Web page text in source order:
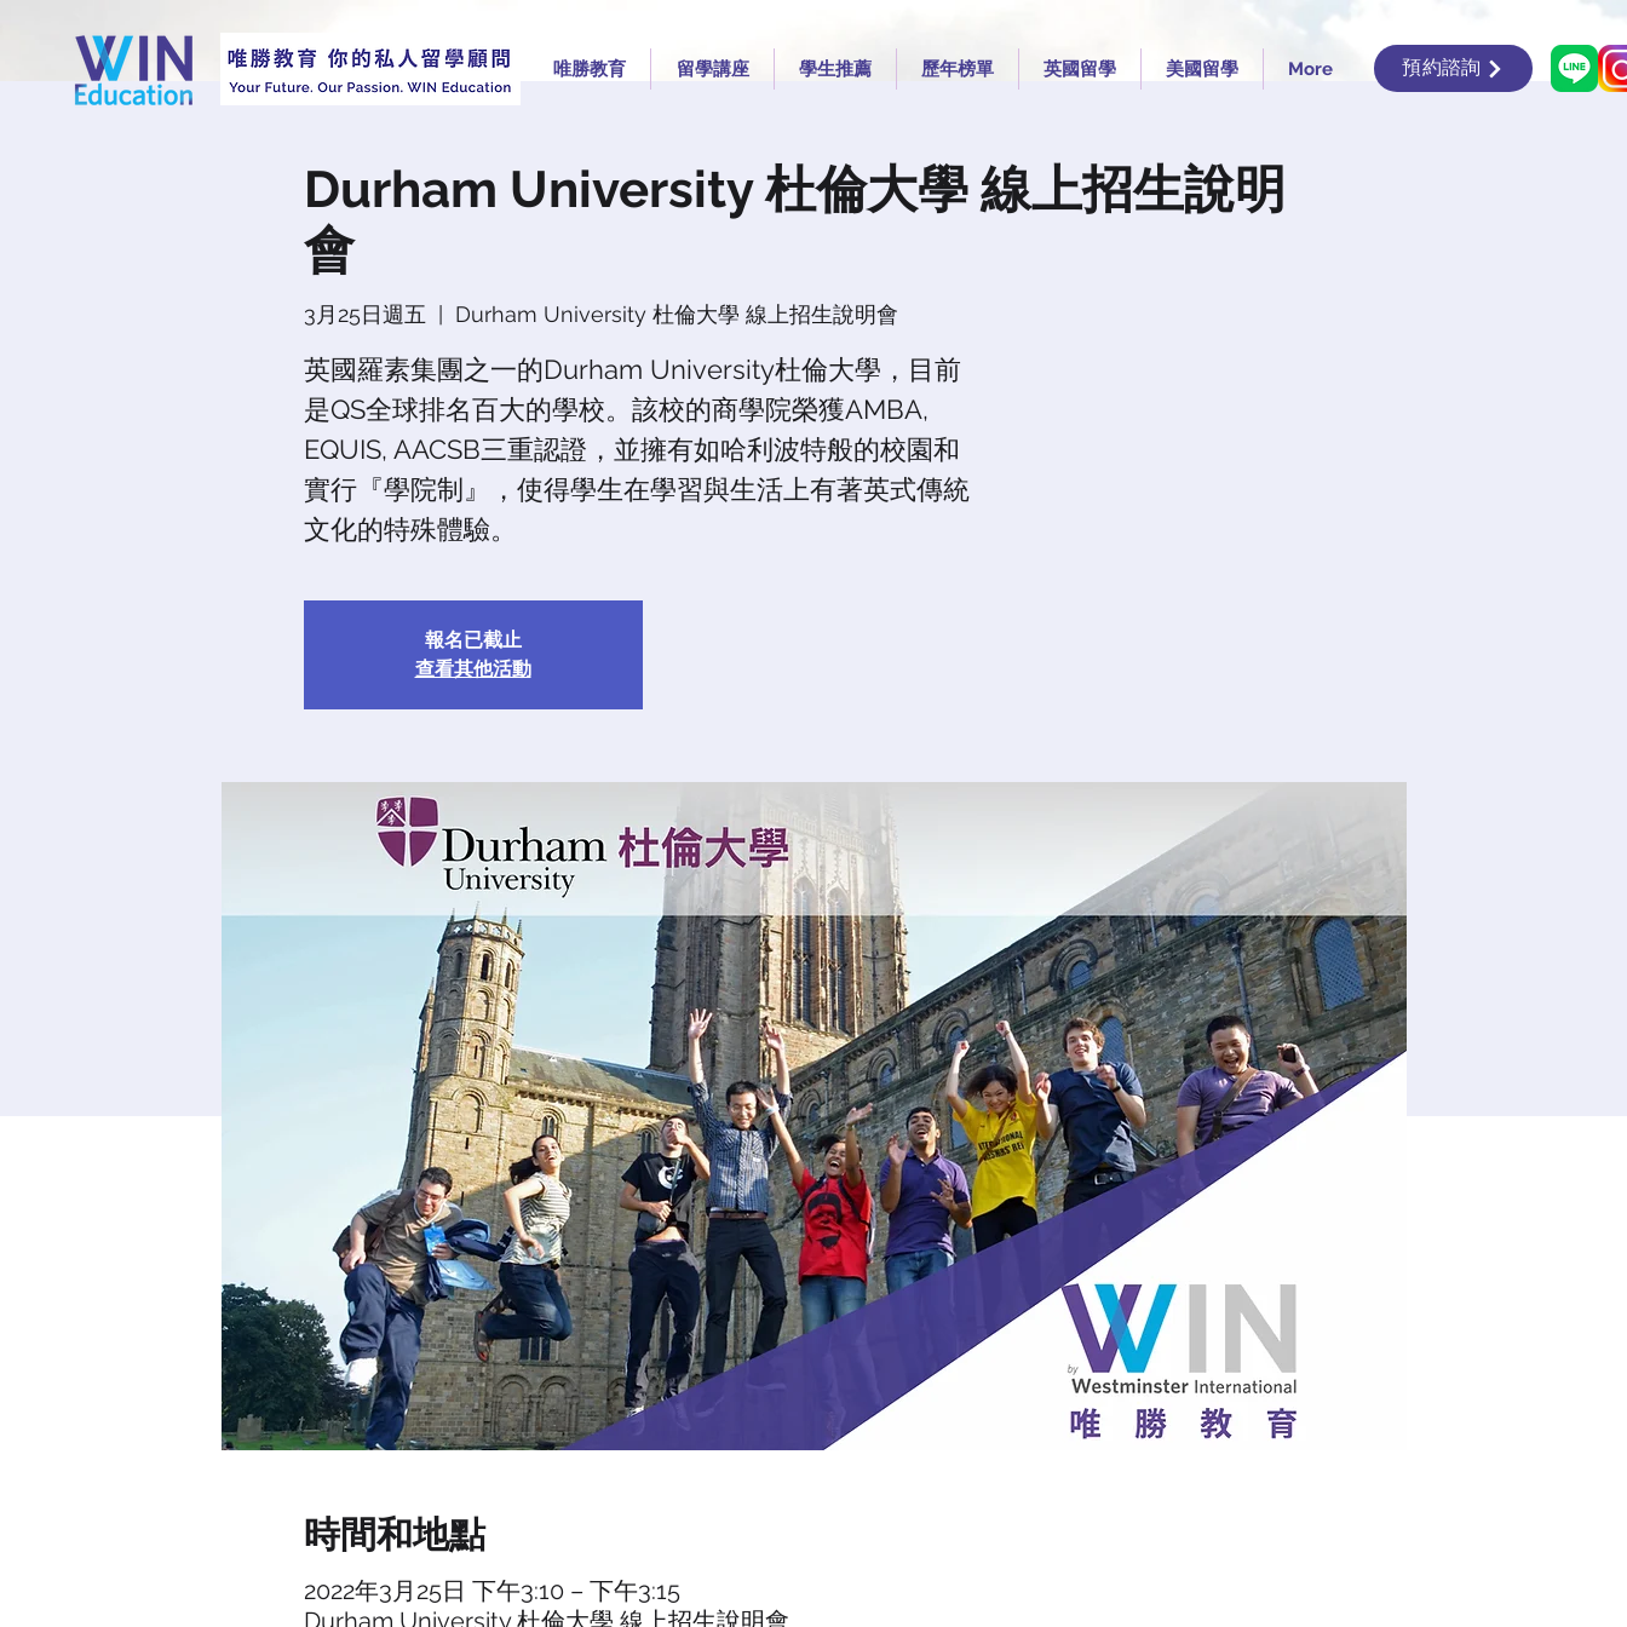
唯勝教育 留學講座 學生推薦 歷年榜單 英國留學 美國留學 More 預約諮詢
Durham University 杜倫大學 線上招生說明
會
3月25日週五
  |
Durham University 杜倫大學 線上招生說明會
英國羅素集團之一的Durham University杜倫大學，目前
是QS全球排名百大的學校。該校的商學院榮獲AMBA,
EQUIS, AACSB三重認證，並擁有如哈利波特般的校園和
實行『學院制』，使得學生在學習與生活上有著英式傳統
文化的特殊體驗。
報名已截止
查看其他活動
時間和地點
2022年3月25日 下午3:10 – 下午3:15
Durham University 杜倫大學 線上招生說明會